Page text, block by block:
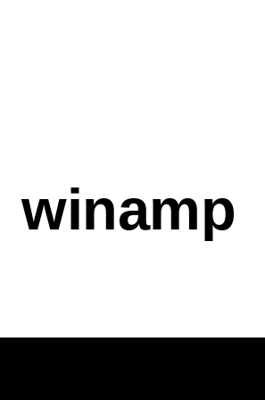
winamp